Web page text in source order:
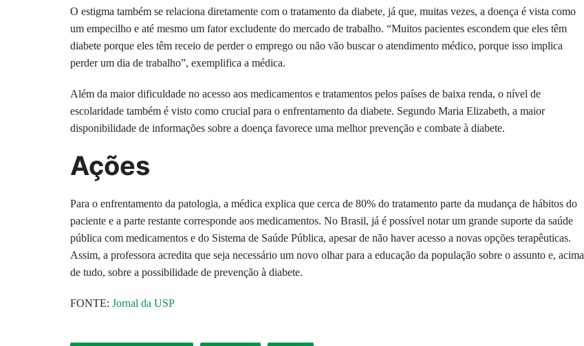
O estigma também se relaciona diretamente com o tratamento da diabete, já que, muitas vezes, a doença é vista como
um empecilho e até mesmo um fator excludente do mercado de trabalho. “Muitos pacientes escondem que eles têm
diabete porque eles têm receio de perder o emprego ou não vão buscar o atendimento médico, porque isso implica
perder um dia de trabalho”, exemplifica a médica.
Além da maior dificuldade no acesso aos medicamentos e tratamentos pelos países de baixa renda, o nível de
escolaridade também é visto como crucial para o enfrentamento da diabete. Segundo Maria Elizabeth, a maior
disponibilidade de informações sobre a doença favorece uma melhor prevenção e combate à diabete.
Ações
Para o enfrentamento da patologia, a médica explica que cerca de 80% do tratamento parte da mudança de hábitos do
paciente e a parte restante corresponde aos medicamentos. No Brasil, já é possível notar um grande suporte da saúde
pública com medicamentos e do Sistema de Saúde Pública, apesar de não haver acesso a novas opções terapêuticas.
Assim, a professora acredita que seja necessário um novo olhar para a educação da população sobre o assunto e, acima
de tudo, sobre a possibilidade de prevenção à diabete.
FONTE: Jornal da USP